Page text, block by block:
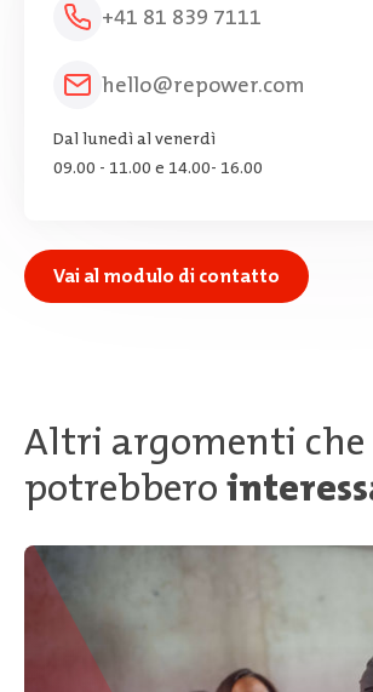
+41 81 839 7111
hello@repower.com
Dal lunedì al venerdì
09.00 - 11.00 e 14.00- 16.00
Vai al modulo di contatto
Altri argomenti che
potrebbero